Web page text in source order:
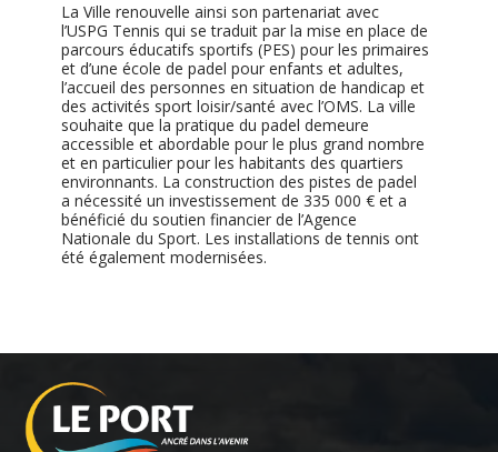
La Ville renouvelle ainsi son partenariat avec
l’USPG Tennis qui se traduit par la mise en place de
parcours éducatifs sportifs (PES) pour les primaires
et d’une école de padel pour enfants et adultes,
l’accueil des personnes en situation de handicap et
des activités sport loisir/santé avec l’OMS. La ville
souhaite que la pratique du padel demeure
accessible et abordable pour le plus grand nombre
et en particulier pour les habitants des quartiers
environnants. La construction des pistes de padel
a nécessité un investissement de 335 000 € et a
bénéficié du soutien financier de l’Agence
Nationale du Sport. Les installations de tennis ont
été également modernisées.